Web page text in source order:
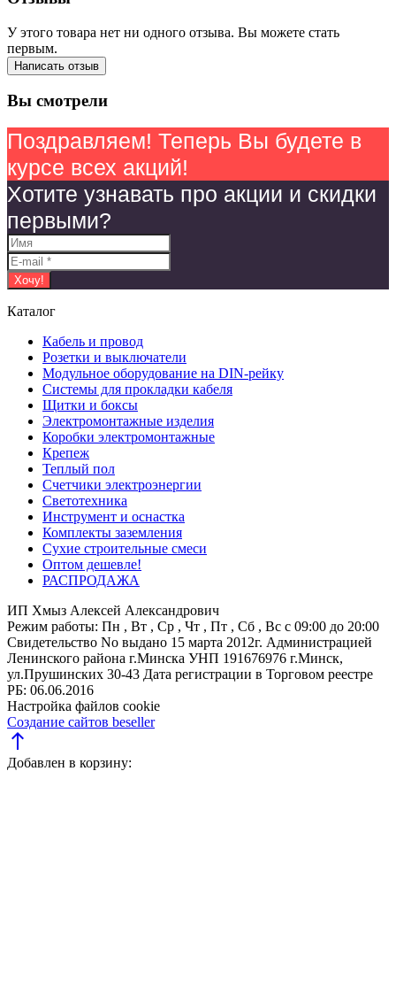
У этого товара нет ни одного отзыва. Вы можете стать
первым.
Написать отзыв
Вы смотрели
Поздравляем! Теперь Вы будете в
курсе всех акций!
Хотите узнавать про акции и скидки
первыми?
Каталог
Кабель и провод
Розетки и выключатели
Модульное оборудование на DIN-рейку
Системы для прокладки кабеля
Щитки и боксы
Электромонтажные изделия
Коробки электромонтажные
Крепеж
Теплый пол
Счетчики электроэнергии
Светотехника
Инструмент и оснастка
Комплекты заземления
Сухие строительные смеси
Оптом дешевле!
РАСПРОДАЖА
ИП Хмыз Алексей Александрович
Режим работы: Пн , Вт , Ср , Чт , Пт , Сб , Вс c 09:00 до 20:00
Свидетельство No выдано 15 марта 2012г. Администрацией
Ленинского района г.Минска УНП 191676976 г.Минск,
ул.Прушинских 30-43 Дата регистрации в Торговом реестре
РБ: 06.06.2016
Настройка файлов cookie
Создание сайтов beseller
north
Добавлен в корзину: